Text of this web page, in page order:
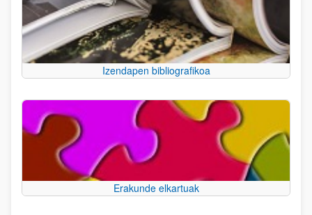
Izendapen bibliografikoa
Erakunde elkartuak